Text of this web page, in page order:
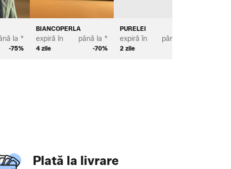
la *
-75%
BIANCOPERLA
expiră în
4 zile
până la *
-70%
PURELEI
expiră în
2 zile
până la *
Plată la livrare